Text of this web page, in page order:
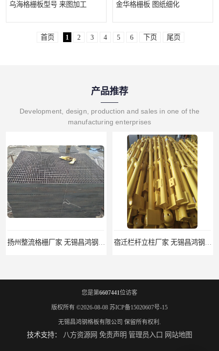
乌海格栅板型号 来图加工 金华格栅板 图纸细化
首页 1 2 3 4 5 6 下页 尾页
产品推荐
Development, design, production and sales in one of the
manufacturing enterprises
您是第6607441位访客
版权所有 ©2026-08-08 苏ICP备15020607号-15
无锡昌鸿钢格板有限公司 保留所有权利.
技术支持： 八方资源网 免责声明 管理员入口 网站地图